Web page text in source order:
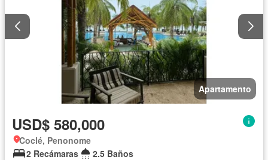
Apartamento
USD$ 580,000
Coclé, Penonome
2 Recámaras
2.5 Baños